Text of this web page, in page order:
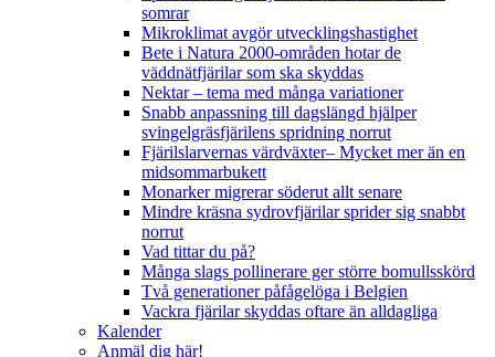
somrar
Mikroklimat avgör utvecklingshastighet
Bete i Natura 2000-områden hotar de
väddnätfjärilar som ska skyddas
Nektar – tema med många variationer
Snabb anpassning till dagslängd hjälper
svingelgräsfjärilens spridning norrut
Fjärilslarvernas värdväxter– Mycket mer än en
midsommarbukett
Monarker migrerar söderut allt senare
Mindre kräsna sydrovfjärilar sprider sig snabbt
norrut
Vad tittar du på?
Många slags pollinerare ger större bomullsskörd
Två generationer påfågelöga i Belgien
Vackra fjärilar skyddas oftare än alldagliga
Kalender
Anmäl dig här!